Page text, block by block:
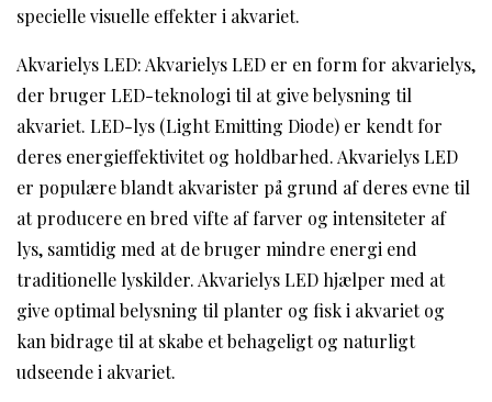
specielle visuelle effekter i akvariet.
Akvarielys LED: Akvarielys LED er en form for akvarielys,
der bruger LED-teknologi til at give belysning til
akvariet. LED-lys (Light Emitting Diode) er kendt for
deres energieffektivitet og holdbarhed. Akvarielys LED
er populære blandt akvarister på grund af deres evne til
at producere en bred vifte af farver og intensiteter af
lys, samtidig med at de bruger mindre energi end
traditionelle lyskilder. Akvarielys LED hjælper med at
give optimal belysning til planter og fisk i akvariet og
kan bidrage til at skabe et behageligt og naturligt
udseende i akvariet.